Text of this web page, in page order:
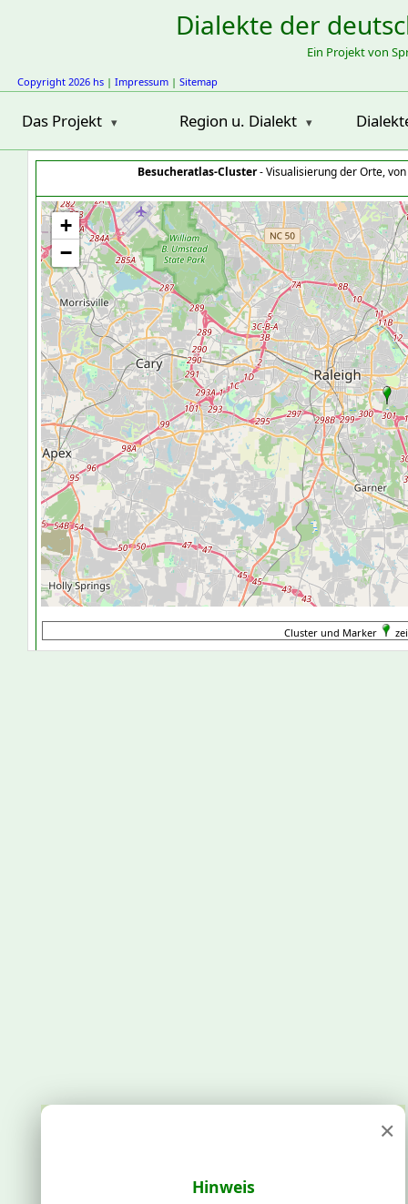
Dialekte der
Ein Projekt von
Copyright 2026 hs | Impressum | Sitemap
Das Projekt Region u. Dialekt
Besucheratlas-Cluster- Visualisierung der Orte,
+
−
Cluster und Marker
×
Hinweis